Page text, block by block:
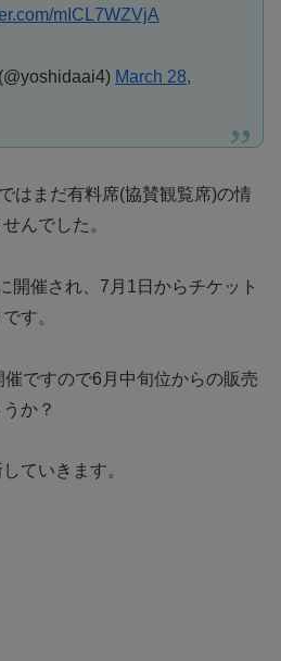
mICL7WZVjA
March 28,
はまだ有料席(協賛観覧席)の情
んでした。
開催され、7月1日からチケット
す。
ですので6月中旬位からの販売
か？
ていきます。